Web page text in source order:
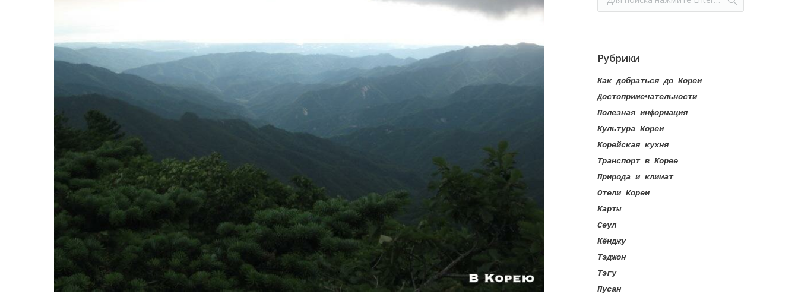
Рубрики
Как добраться до Кореи
Достопримечательности
Полезная информация
Культура Кореи
Корейская кухня
Транспорт в Корее
Природа и климат
Отели Кореи
Карты
Сеул
Кёнджу
Тэджон
Тэгу
Пусан